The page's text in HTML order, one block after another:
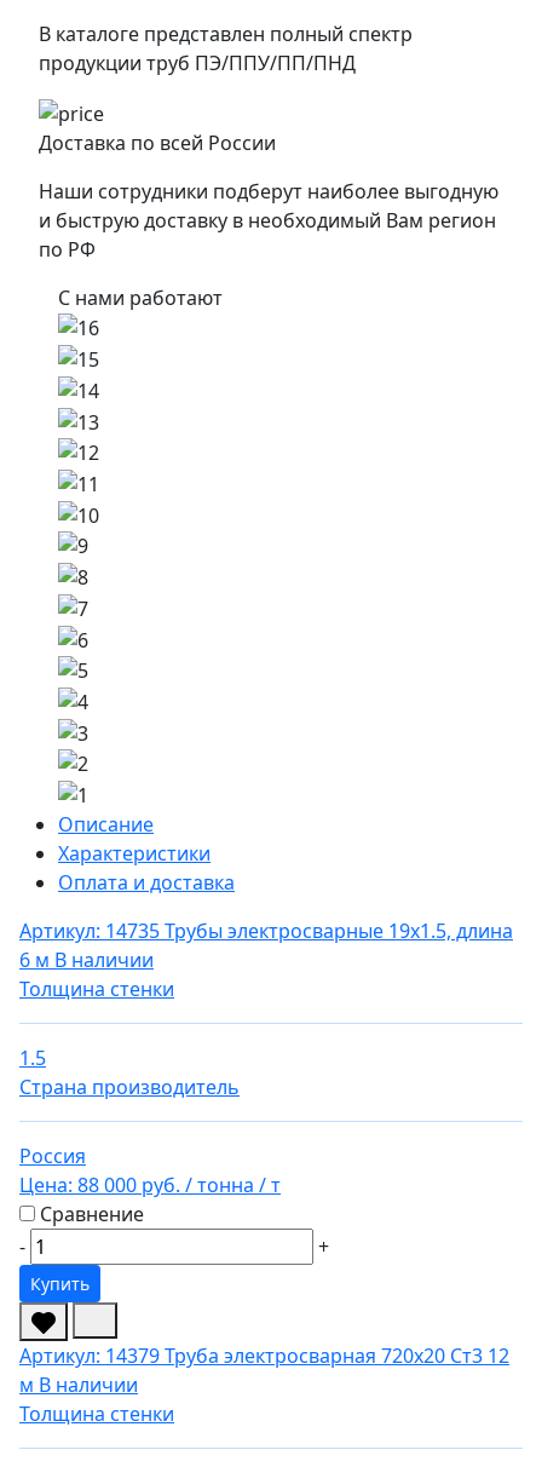
В каталоге представлен полный спектр
продукции труб ПЭ/ППУ/ПП/ПНД
Доставка по всей России
Наши сотрудники подберут наиболее выгодную
и быструю доставку в необходимый Вам регион
по РФ
С нами работают
Описание
Характеристики
Оплата и доставка
Артикул: 14735Трубы электросварные 19х1.5, длина
6 м В наличии
Толщина стенки
1.5
Страна производитель
Россия
Цена: 88 000 руб. / тонна / т
Сравнение
-
+
Купить
Артикул: 14379Труба электросварная 720х20 Ст3 12
м В наличии
Толщина стенки